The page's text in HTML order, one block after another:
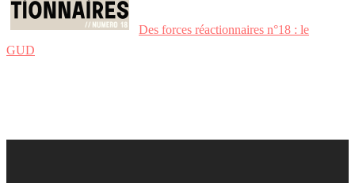
Des forces réactionnaires n°18 : le
GUD